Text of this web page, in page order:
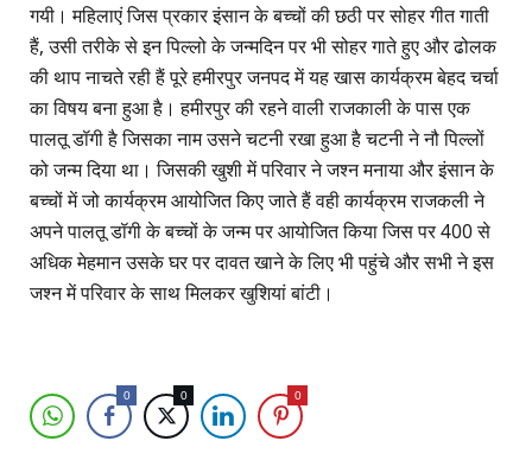
गयी। महिलाएं जिस प्रकार इंसान के बच्चों की छठी पर सोहर गीत गाती
हैं, उसी तरीके से इन पिल्लो के जन्मदिन पर भी सोहर गाते हुए और ढोलक
की थाप नाचते रही हैं पूरे हमीरपुर जनपद में यह खास कार्यक्रम बेहद चर्चा
का विषय बना हुआ है। हमीरपुर की रहने वाली राजकाली के पास एक
पालतू डॉगी है जिसका नाम उसने चटनी रखा हुआ है चटनी ने नौ पिल्लों
को जन्म दिया था। जिसकी खुशी में परिवार ने जश्न मनाया और इंसान के
बच्चों में जो कार्यक्रम आयोजित किए जाते हैं वही कार्यक्रम राजकली ने
अपने पालतू डॉगी के बच्चों के जन्म पर आयोजित किया जिस पर 400 से
अधिक मेहमान उसके घर पर दावत खाने के लिए भी पहुंचे और सभी ने इस
जश्न में परिवार के साथ मिलकर खुशियां बांटी।
0 0 0